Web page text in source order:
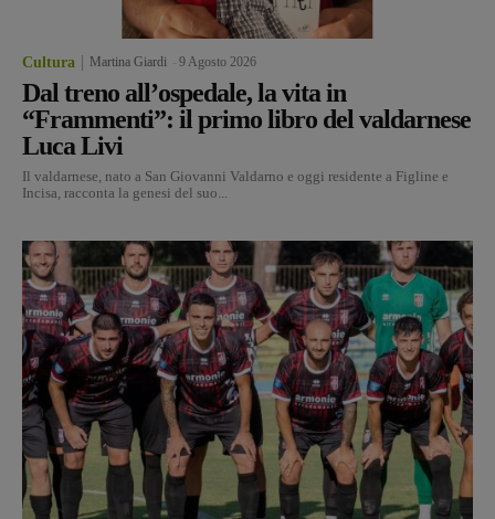
Cultura Martina Giardi 9 Agosto 2026
Dal treno all’ospedale, la vita in
“Frammenti”: il primo libro del valdarnese
Luca Livi
Il valdarnese, nato a San Giovanni Valdarno e oggi residente a Figline e
Incisa, racconta la genesi del suo...